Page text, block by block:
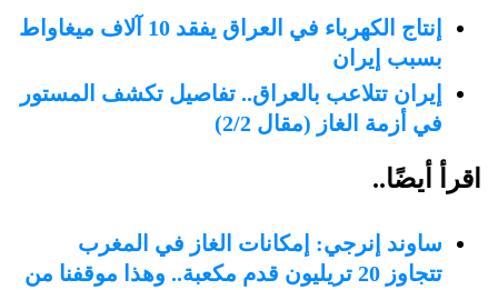
إنتاج الكهرباء في العراق يفقد 10 آلاف ميغاواط
بسبب إيران
إيران تتلاعب بالعراق.. تفاصيل تكشف المستور
في أزمة الغاز (مقال 2/2)
اقرأ أيضًا..
ساوند إنرجي: إمكانات الغاز في المغرب
تتجاوز 20 تريليون قدم مكعبة.. وهذا موقفنا من